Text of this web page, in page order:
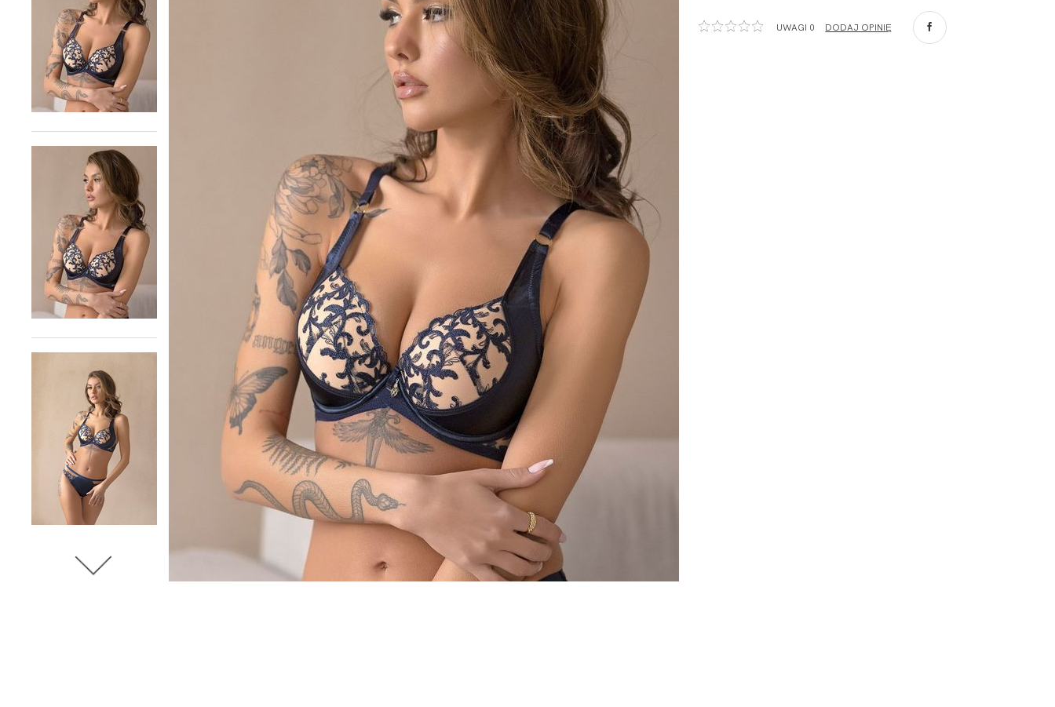
biuro@fashiontexgroup.com
Ul. Sienkiewicza 73 lok. 7,
90-057
Łódź
Polska
PODMIOT ODPOWIEDZIALNY ZA
WPROWADZENIE DO UE
Fashiontex Group Sp.z o.o. Spółka
komandytowa
+48 42 719 43 15
biuro@fashiontexgroup.com
Ul. Sienkiewicza 73 lok. 7,
90-057
Łódź
UWAGI 0 DODAJ OPINIĘ